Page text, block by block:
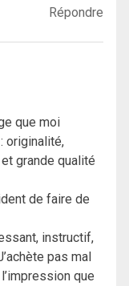
Répondre
que moi
originalité,
grande qualité
de faire de
instructif,
pas mal
que